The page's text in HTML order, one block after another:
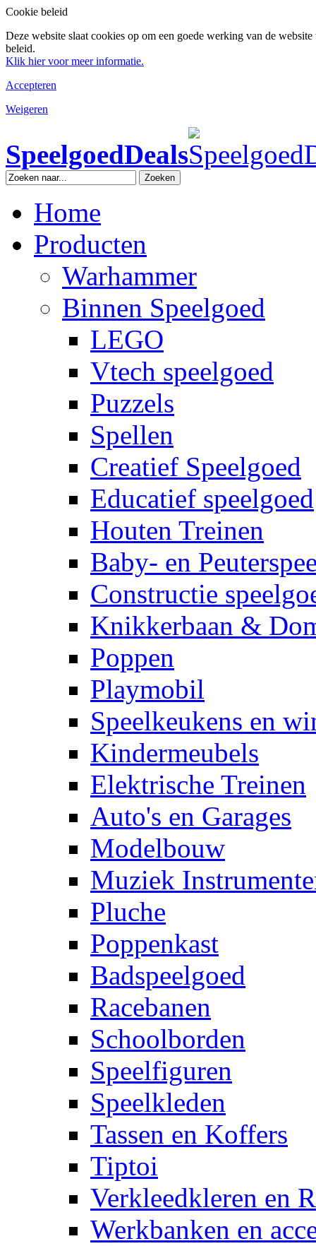
Cookie beleid
Deze website slaat cookies op om een goede werking van de
beleid.
Klik hier voor meer informatie.
Accepteren
Weigeren
SpeelgoedDeals
Zoeken
Home
Producten
Warhammer
Binnen Speelgoed
LEGO
Vtech speelgoed
Puzzels
Spellen
Creatief Speelgoed
Educatief speelgoed
Houten Treinen
Baby- en
Constructie
Knikkerbaan &
Poppen
Playmobil
Speelkeukens en
Kindermeubels
Elektrische Treinen
Auto's en Garages
Modelbouw
Muziek
Pluche
Poppenkast
Badspeelgoed
Racebanen
Schoolborden
Speelfiguren
Speelkleden
Tassen en Koffers
Tiptoi
Verkleedkleren en
Werkbanken en